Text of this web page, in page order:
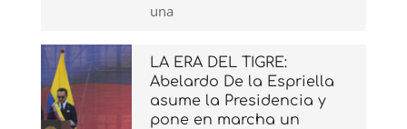
una
LA ERA DEL TIGRE:
Abelardo De la Espriella
asume la Presidencia y
pone en marcha un